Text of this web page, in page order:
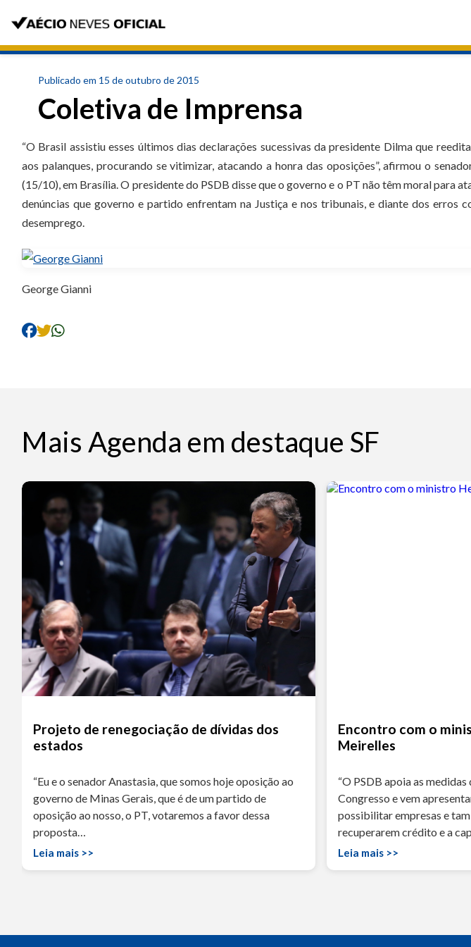
Publicado em 15 de outubro de 2015
Coletiva de Imprensa
“O Brasil assistiu esses últimos dias declarações sucessivas da presidente Dilma que
aos palanques, procurando se vitimizar, atacando a honra das oposições”, afirmou o
(15/10), em Brasília. O presidente do PSDB disse que o governo e o PT não têm moral para
denúncias que governo e partido enfrentam na Justiça e nos tribunais, e diante dos erros
desemprego.
George Gianni
Mais Agenda em destaque SF
Projeto de renegociação de dívidas dos
estados
“Eu e o senador Anastasia, que somos hoje oposição ao
governo de Minas Gerais, que é de um partido de
oposição ao nosso, o PT, votaremos a favor dessa
proposta…
Leia mais >>
Encontro com o
Meirelles
“O PSDB apoia as
Congresso e vem
possibilitar empresas e
recuperarem crédito e a
Leia mais >>